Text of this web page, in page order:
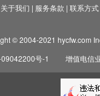
关于我们 | 服务条款 | 联系方式
© 2004-2021 hycfw.com
号-1
增值电信